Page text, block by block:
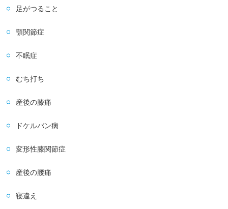
足がつること
顎関節症
不眠症
むち打ち
産後の膝痛
ドケルバン病
変形性膝関節症
産後の腰痛
寝違え